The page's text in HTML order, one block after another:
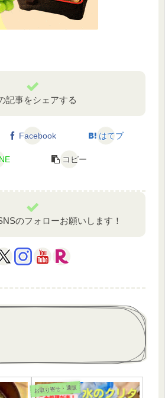
記事をシェアする
Facebook はてブ
コピー
のフォローお願いします！
お取り寄せ・通販